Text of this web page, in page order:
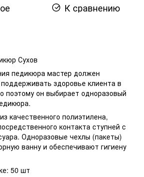
К сравнению
Сухов
педикюра мастер должен
здоровье клиента в
поэтому он выбирает одноразовый
качественного полиэтилена,
контакта ступней с
Одноразовые чехлы (пакеты)
ванну и обеспечивают гигиену
50 шт